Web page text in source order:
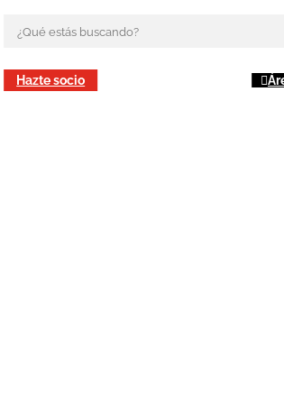
Hazte socio